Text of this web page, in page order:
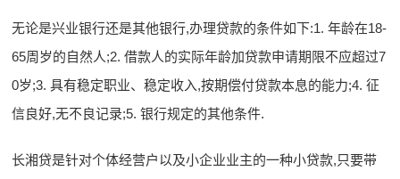
无论是兴业银行还是其他银行,办理贷款的条件如下:1. 年龄在18-
65周岁的自然人;2. 借款人的实际年龄加贷款申请期限不应超过7
0岁;3. 具有稳定职业、稳定收入,按期偿付贷款本息的能力;4. 征
信良好,无不良记录;5. 银行规定的其他条件.
长湘贷是针对个体经营户以及小企业业主的一种小贷款,只要带